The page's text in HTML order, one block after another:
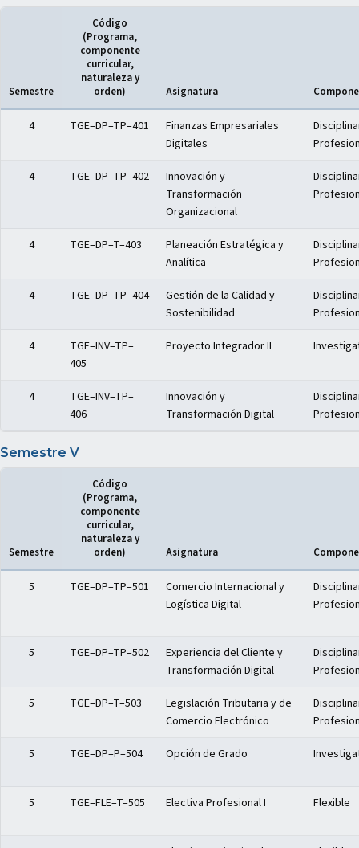
Distribución del plan de estudios — Semestre IV
Semestre
Código
(Programa,
componente
curricular,
naturaleza y
orden)
Asignatura
4 TGE–DP–TP–401
Finanzas Empresariales
Digitales
4 TGE–DP–TP–402
Innovación y
Transformación
Organizacional
4 TGE–DP–T–403
Planeación Estratégica y
Analítica
4 TGE–DP–TP–404
Gestión de la Calidad y
Sostenibilidad
4
TGE–INV–TP–
405
Proyecto Integrador II
4
TGE–INV–TP–
406
Innovación y
Transformación Digital
Semestre V
Distribución del plan de estudios — Semestre V
Semestre
Código
(Programa,
componente
curricular,
naturaleza y
orden)
Asignatura
5 TGE–DP–TP–501
Comercio Internacional y
Logística Digital
5 TGE–DP–TP–502
Experiencia del Cliente y
Transformación Digital
5 TGE–DP–T–503
Legislación Tributaria y de
Comercio Electrónico
5 TGE–DP–P–504 Opción de Grado
5 TGE–FLE–T–505 Electiva Profesional I Flexible